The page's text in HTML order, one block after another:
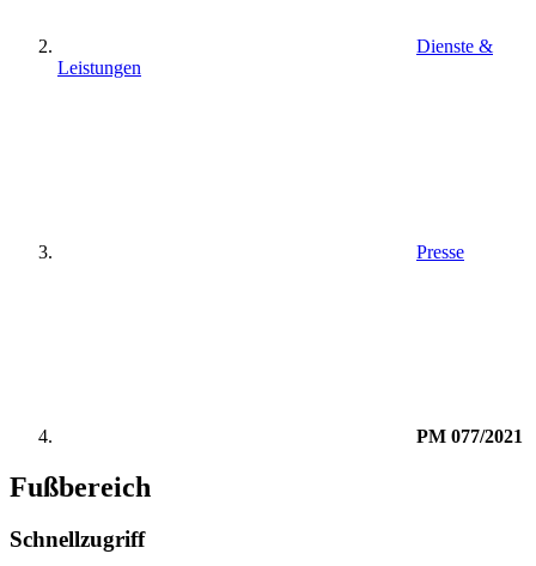
Dienste &
Leistungen
Presse
PM 077/2021
Fußbereich
Schnellzugriff